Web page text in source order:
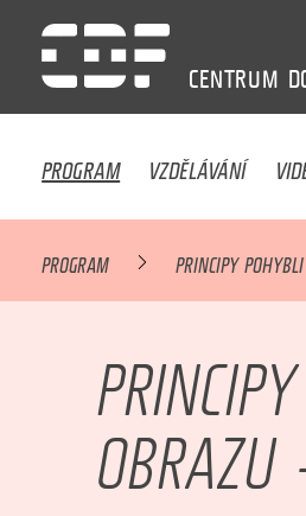
CENTRUM
PROGRAM VZDĚLÁVÁNÍ
PROGRAM PRINCIPY